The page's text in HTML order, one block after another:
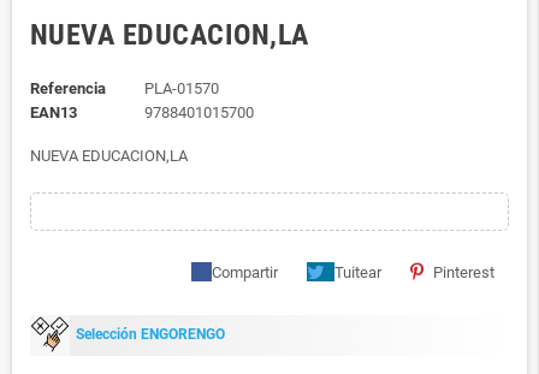
NUEVA EDUCACION,LA
Referencia
PLA-01570
EAN13
9788401015700
NUEVA EDUCACION,LA
Compartir Tuitear Pinterest
Selección ENGORENGO